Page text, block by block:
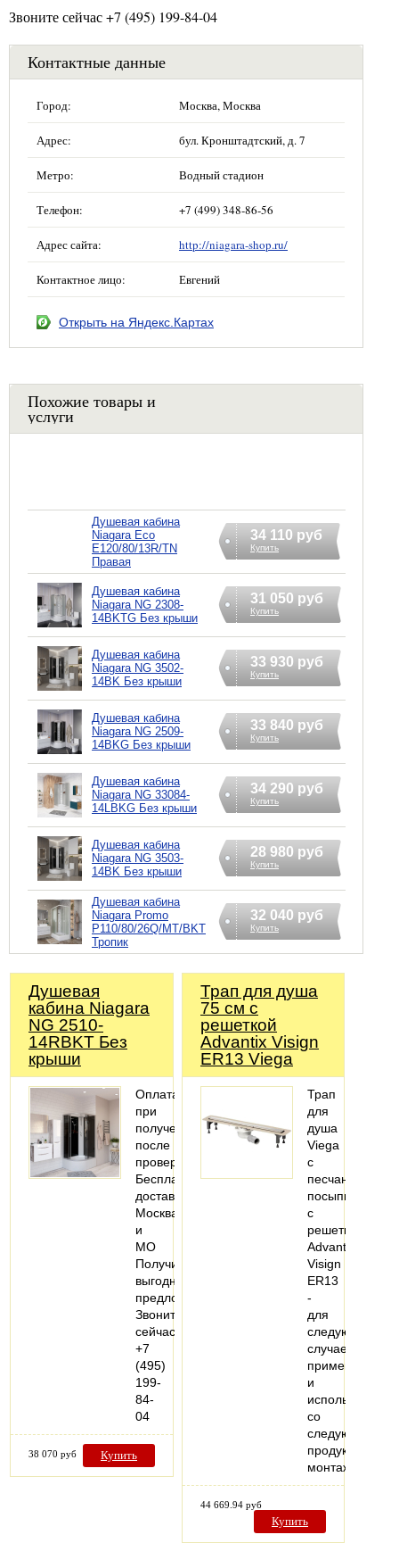
Звоните сейчас +7 (495) 199-84-04
Контактные данные
Город: Москва, Москва
Адрес: бул. Кронштадтский, д. 7
Метро: Водный стадион
Телефон: +7 (499) 348-86-56
Адрес сайта: http://niagara-shop.ru/
Контактное лицо: Евгений
Открыть на Яндекс.Картах
Похожие товары и
услуги
Душевая кабина
Niagara Eco
E120/80/13R/ТN
Правая
34 110 руб
Купить
Душевая кабина
Niagara NG 2308-
14BKTG Без крыши
31 050 руб
Купить
Душевая кабина
Niagara NG 3502-
14BK Без крыши
33 930 руб
Купить
Душевая кабина
Niagara NG 2509-
14BKG Без крыши
33 840 руб
Купить
Душевая кабина
Niagara NG 33084-
14LBKG Без крыши
34 290 руб
Купить
Душевая кабина
Niagara NG 3503-
14BK Без крыши
28 980 руб
Купить
Душевая кабина
Niagara Promo
P110/80/26Q/MT/BKT
Тропик
32 040 руб
Купить
Душевая
кабина Niagara
NG 2510-
14RBKT Без
крыши
Оплата
при
получении,
после
проверки
Бесплатная
доставка
Москва
и
МО
Получите
выгодное
предложение
Звоните
сейчас
+7
(495)
199-
84-
04
38 070 руб Купить
Трап для душа
75 см с
решеткой
Advantix Visign
ER13 Viega
Трап
для
душа
Viega
с
песчаной
посыпкой,
с
решеткой
Advantix
Visign
ER13
-
для
следующих
случаев
применения
и
использования
со
следующей
продукцией:
монтаж…
44 669.94 руб
Купить